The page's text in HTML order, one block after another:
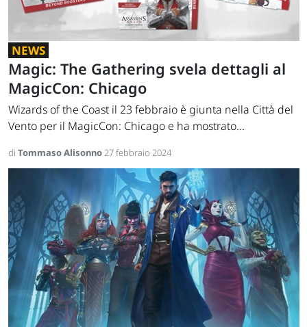
NEWS
Magic: The Gathering svela dettagli al
MagicCon: Chicago
Wizards of the Coast il 23 febbraio è giunta nella Città del
Vento per il MagicCon: Chicago e ha mostrato...
di Tommaso Alisonno27 febbraio 2024